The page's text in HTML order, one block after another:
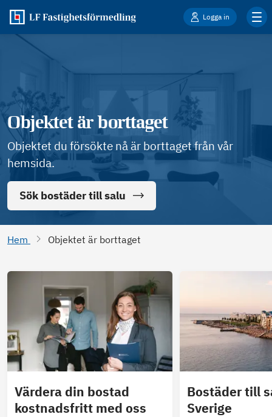
Logga in
Objektet är borttaget
Objektet du försökte nå är borttaget från vår
hemsida.
Sök bostäder till salu
Hem Objektet är borttaget
Värdera din bostad
kostnadsfritt med oss
Bostäder till
Sverige